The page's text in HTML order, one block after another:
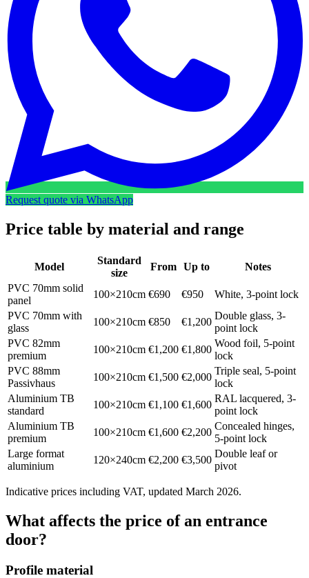
Request quote via WhatsApp
Price table by material and range
Model
Standard
size
From Up to
Notes
PVC 70mm solid
panel
100×210cm €690 €950
White, 3-point lock
PVC 70mm with
glass
100×210cm €850 €1,200
Double glass, 3-
point lock
PVC 82mm
premium
100×210cm €1,200 €1,800
Wood foil, 5-point
lock
PVC 88mm
Passivhaus
100×210cm €1,500 €2,000
Triple seal, 5-point
lock
Aluminium TB
standard
100×210cm €1,100 €1,600
RAL lacquered, 3-
point lock
Aluminium TB
premium
100×210cm €1,600 €2,200
Concealed hinges,
5-point lock
Large format
aluminium
120×240cm €2,200 €3,500
Double leaf or
pivot
Indicative prices including VAT, updated March 2026.
What affects the price of an entrance
door?
Profile material